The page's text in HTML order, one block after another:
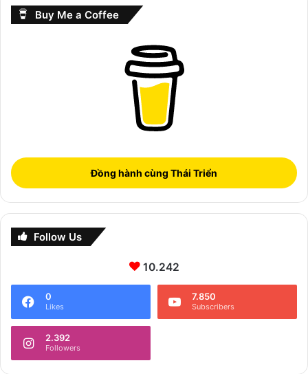
Buy Me a Coffee
Đồng hành cùng Thái Triển
Follow Us
10.242
0
Likes
7.850
Subscribers
2.392
Followers